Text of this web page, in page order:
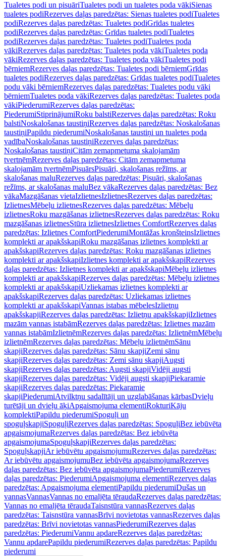
Tualetes podi un pisuāriTualetes podi un tualetes poda vākiSienas
tualetes podiRezerves daļas paredzētas: Sienas tualetes podiTualetes
podiRezerves daļas paredzētas: Tualetes podiGrīdas tualetes
podiRezerves daļas paredzētas: Grīdas tualetes podiTualetes
podiRezerves daļas paredzētas: Tualetes podiTualetes poda
vākiRezerves daļas paredzētas: Tualetes poda vākiTualetes poda
vākiRezerves daļas paredzētas: Tualetes poda vākiTualetes podi
bērniemRezerves daļas paredzētas: Tualetes podi bērniemGrīdas
tualetes podiRezerves daļas paredzētas: Grīdas tualetes podiTualetes
podu vāki bērniemRezerves daļas paredzētas: Tualetes podu vāki
bērniemTualetes poda vākiRezerves daļas paredzētas: Tualetes poda
vākiPiederumiRezerves daļas paredzētas:
PiederumiStiprinājumiRoku balstiRezerves daļas paredzētas: Roku
balstiNoskalošanas taustiņiRezerves daļas paredzētas: Noskalošanas
taustiņiPapildu piederumiNoskalošanas taustiņi un tualetes poda
vadībaNoskalošanas taustiņiRezerves daļas paredzētas:
Noskalošanas taustiņiCitām zemapmetuma skalojamām
tvertnēmRezerves daļas paredzētas: Citām zemapmetuma
skalojamām tvertnēmPisuārsPisuāri, skalošanas režīms, ar
skalošanas maluRezerves daļas paredzētas: Pisuāri, skalošanas
režīms, ar skalošanas maluBez vākaRezerves daļas paredzētas: Bez
vākaMazgāšanas vietaIzlietnesIzlietnesRezerves daļas paredzētas:
IzlietnesMēbeļu izlietnesRezerves daļas paredzētas: Mēbeļu
izlietnesRoku mazgāšanas izlietnesRezerves daļas paredzētas: Roku
mazgāšanas izlietnesStūra izlietnesIzlietnes ComfortRezerves daļas
paredzētas: Izlietnes ComfortPiederumiMontāžas kronšteinsIzlietnes
komplekti ar apakšskapiRoku mazgāšanas izlietnes komplekti ar
apakšskapiRezerves daļas paredzētas: Roku mazgāšanas izlietnes
komplekti ar apakšskapiIzlietnes komplekti ar apakšskapiRezerves
daļas paredzētas: Izlietnes komplekti ar apakšskapiMēbeļu izlietnes
komplekti ar apakšskapiRezerves daļas paredzētas: Mēbeļu izlietnes
komplekti ar apakšskapiUzliekamas izlietnes komplekti ar
apakšskapiRezerves daļas paredzētas: Uzliekamas izlietnes
komplekti ar apakšskapiVannas istabas mēbelesIzlietņu
apakšskapjiRezerves daļas paredzētas: Izlietņu apakšskapjiIzlietnes
mazām vannas istabāmRezerves daļas paredzētas: Izlietnes mazām
vannas istabāmIzlietnēmRezerves daļas paredzētas: IzlietnēmMēbeļu
izlietnēmRezerves daļas paredzētas: Mēbeļu izlietnēmSānu
skapjiRezerves daļas paredzētas: Sānu skapjiZemi sānu
skapjiRezerves daļas paredzētas: Zemi sānu skapjiAugsti
skapjiRezerves daļas paredzētas: Augsti skapjiVidēji augsti
skapjiRezerves daļas paredzētas: Vidēji augsti skapjiPiekaramie
skapjiRezerves daļas paredzētas: Piekaramie
skapjiPiederumiAtvilktņu sadalītāji un uzglabāšanas kārbasDvieļu
turētāji un dvieļu āķiApgaismojuma elementiRokturiKāju
komplektiPapildu piederumiSpoguļi un
spoguļskapjiSpoguļiRezerves daļas paredzētas: SpoguļiBez iebūvēta
apgaismojumaRezerves daļas paredzētas: Bez iebūvēta
apgaismojumaSpoguļskapjiRezerves daļas paredzētas:
SpoguļskapjiAr iebūvētu apgaismojumuRezerves daļas paredzētas:
Ar iebūvētu apgaismojumuBez iebūvēta apgaismojumaRezerves
daļas paredzētas: Bez iebūvēta apgaismojumaPiederumiRezerves
daļas paredzētas: PiederumiApgaismojuma elementiRezerves daļas
paredzētas: Apgaismojuma elementiPapildu piederumiDušas un
vannasVannasVannas no emaljēta tēraudaRezerves daļas paredzētas:
Vannas no emaljēta tēraudaTaisnstūra vannasRezerves daļas
paredzētas: Taisnstūra vannasBrīvi novietotas vannasRezerves daļas
paredzētas: Brīvi novietotas vannasPiederumiRezerves daļas
paredzētas: PiederumiVannu apdareRezerves daļas paredzētas:
Vannu apdarePapildu piederumiRezerves daļas paredzētas: Papildu
piederumi